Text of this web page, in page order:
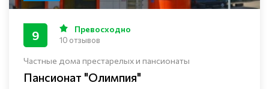
Частные дома престарелых и пансионаты
Пансионат "Олимпия"
9 Превосходно
10 отзывов